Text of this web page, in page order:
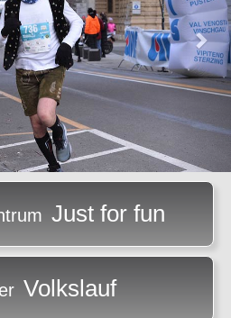
Just for fun
Volkslauf